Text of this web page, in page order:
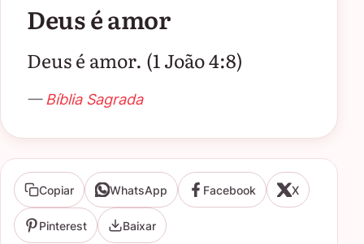
Deus é amor
Deus é amor. (1 João 4:8)
— Bíblia Sagrada
Copiar WhatsApp Facebook X
Pinterest Baixar